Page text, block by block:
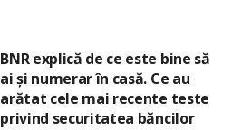
BNR explică de ce este bine să
ai și numerar în casă. Ce au
arătat cele mai recente teste
privind securitatea băncilor